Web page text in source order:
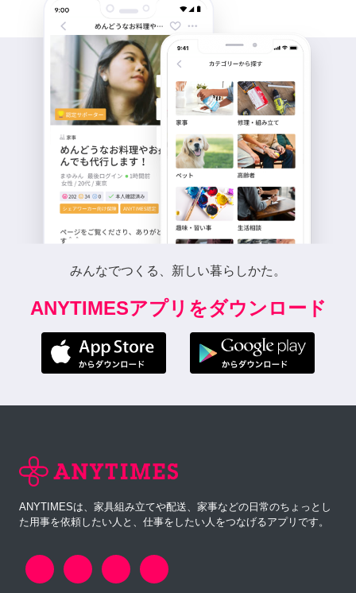
みんなでつくる、新しい暮らしかた。
ANYTIMESアプリをダウンロード
ANYTIMESは、家具組み立てや配送、家事などの日常のちょっとし
た用事を依頼したい人と、仕事をしたい人をつなげるアプリです。